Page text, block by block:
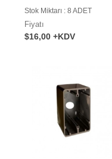
Stok Miktarı : 8 ADET
Fiyatı
$16,00 +KDV